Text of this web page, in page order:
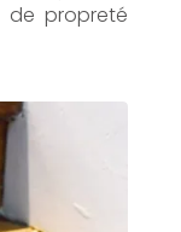
de propreté